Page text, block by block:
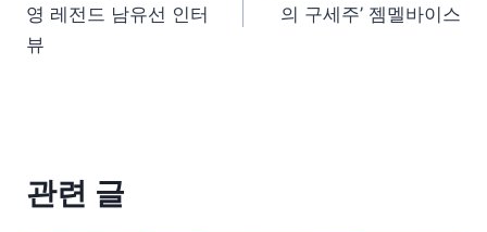
영 레전드 남유선 인터
뷰
의 구세주’ 젬멜바이스
관련 글